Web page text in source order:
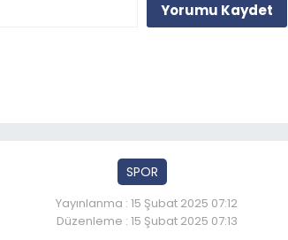
Yorumu Kaydet
SPOR
Yayınlanma : 15 Şubat 2025 07:12
Düzenleme : 15 Şubat 2025 07:13